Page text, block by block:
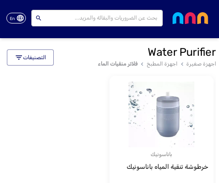
En
Water Purifier
اجهزة صغيرة اجهزة المطبخ فلاتر منقيات الماء
باناسونيك
خرطوشة تنقية المياه باناسونيك
التصنيفات